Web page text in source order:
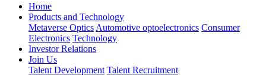
Home
Products and Technology
Metaverse Optics Automotive optoelectronics Consumer
Electronics Technology
Investor Relations
Join Us
Talent Development Talent Recruitment